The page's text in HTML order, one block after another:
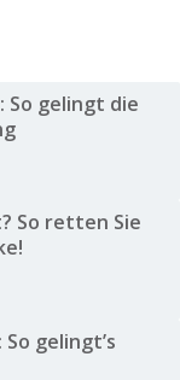
So gelingt die
So retten Sie
gelingt’s